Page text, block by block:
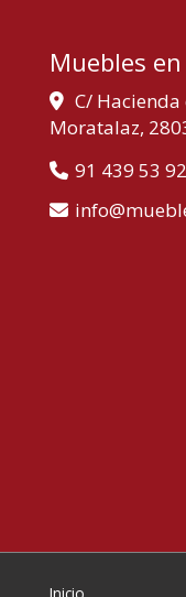
Muebles
C/ Hacienda
Moratalaz,
91 439 53 92
info
Inicio